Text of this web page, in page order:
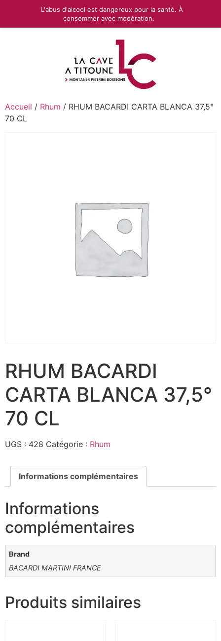
Accueil / Rhum / RHUM BACARDI CARTA BLANCA 37,5°
70 CL
RHUM BACARDI
CARTA BLANCA 37,5°
70 CL
UGS : 428 Catégorie : Rhum
Informations complémentaires
Informations
complémentaires
Brand
BACARDI MARTINI FRANCE
Produits similaires
L'abus d'alcool est dangereux pour la santé. À
consommer avec modération.